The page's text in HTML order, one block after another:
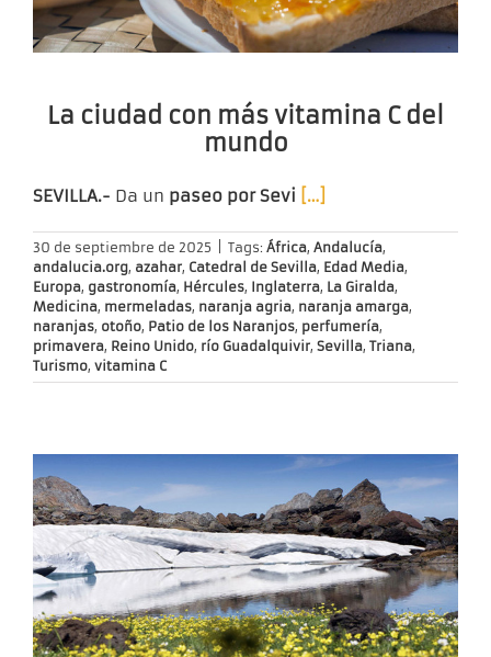
La ciudad con más vitamina C del
mundo
SEVILLA.- Da un paseo por Sevi […]
30 de septiembre de 2025 Tags: África, Andalucía,
andalucia.org, azahar, Catedral de Sevilla, Edad Media,
Europa, gastronomía, Hércules, Inglaterra, La Giralda,
Medicina, mermeladas, naranja agria, naranja amarga,
naranjas, otoño, Patio de los Naranjos, perfumería,
primavera, Reino Unido, río Guadalquivir, Sevilla, Triana,
Turismo, vitamina C